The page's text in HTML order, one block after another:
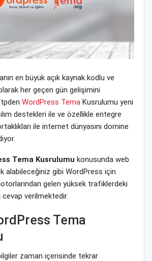
en büyük açık kaynak kodlu ve
her geçen gün gelişimini
WordPress Tema Kusrulumu yeni
destekleri ile ve özellikle entegre
ile internet dünyasını domine
Tema Kusrulumu konusunda web
alabileceğiniz gibi WordPress için
gelen yüksek trafiklerdeki
verilmektedir.
Tema
zaman içerisinde tekrar